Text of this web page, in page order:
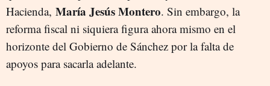
Hacienda, María Jesús Montero. Sin embargo, la
reforma fiscal ni siquiera figura ahora mismo en el
horizonte del Gobierno de Sánchez por la falta de
apoyos para sacarla adelante.